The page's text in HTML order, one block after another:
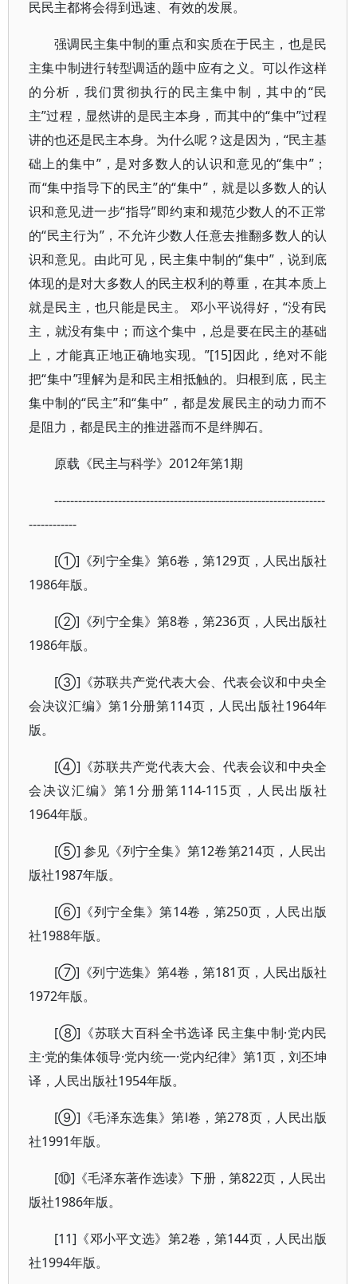
民民主都将会得到迅速、有效的发展。
强调民主集中制的重点和实质在于民主，也是民
主集中制进行转型调适的题中应有之义。可以作这样
的分析，我们贯彻执行的民主集中制，其中的“民
主”过程，显然讲的是民主本身，而其中的“集中”过程
讲的也还是民主本身。为什么呢？这是因为，“民主基
础上的集中”，是对多数人的认识和意见的“集中”；
而“集中指导下的民主”的“集中”，就是以多数人的认
识和意见进一步“指导”即约束和规范少数人的不正常
的“民主行为”，不允许少数人任意去推翻多数人的认
识和意见。由此可见，民主集中制的“集中”，说到底
体现的是对大多数人的民主权利的尊重，在其本质上
就是民主，也只能是民主。 邓小平说得好，“没有民
主，就没有集中；而这个集中，总是要在民主的基础
上，才能真正地正确地实现。”[15]因此，绝对不能
把“集中”理解为是和民主相抵触的。归根到底，民主
集中制的“民主”和“集中”，都是发展民主的动力而不
是阻力，都是民主的推进器而不是绊脚石。
原载《民主与科学》2012年第1期
--------------------------------------------------------------------
------------
[①]《列宁全集》第6卷，第129页，人民出版社
1986年版。
[②]《列宁全集》第8卷，第236页，人民出版社
1986年版。
[③]《苏联共产党代表大会、代表会议和中央全
会决议汇编》第1分册第114页，人民出版社1964年
版。
[④]《苏联共产党代表大会、代表会议和中央全
会决议汇编》第1分册第114-115页，人民出版社
1964年版。
[⑤] 参见《列宁全集》第12卷第214页，人民出
版社1987年版。
[⑥]《列宁全集》第14卷，第250页，人民出版
社1988年版。
[⑦]《列宁选集》第4卷，第181页，人民出版社
1972年版。
[⑧]《苏联大百科全书选译 民主集中制·党内民
主·党的集体领导·党内统一·党内纪律》第1页，刘丕坤
译，人民出版社1954年版。
[⑨]《毛泽东选集》第l卷，第278页，人民出版
社1991年版。
[⑩]《毛泽东著作选读》下册，第822页，人民出
版社1986年版。
[11]《邓小平文选》第2卷，第144页，人民出版
社1994年版。